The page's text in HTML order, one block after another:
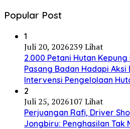
Popular Post
1
Juli 20, 2026239 Lihat
2.000 Petani Hutan
Pasang Badan Hadapi Aksi
Intervensi Pengelolaan
2
Juli 25, 2026107 Lihat
Perjuangan Rafi, Driver
Jongbiru: Penghasilan Tak